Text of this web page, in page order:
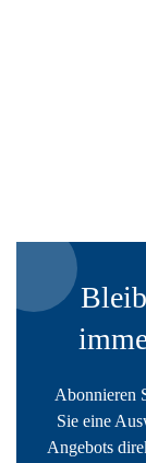
Abonnieren
Sie eine
Angebots